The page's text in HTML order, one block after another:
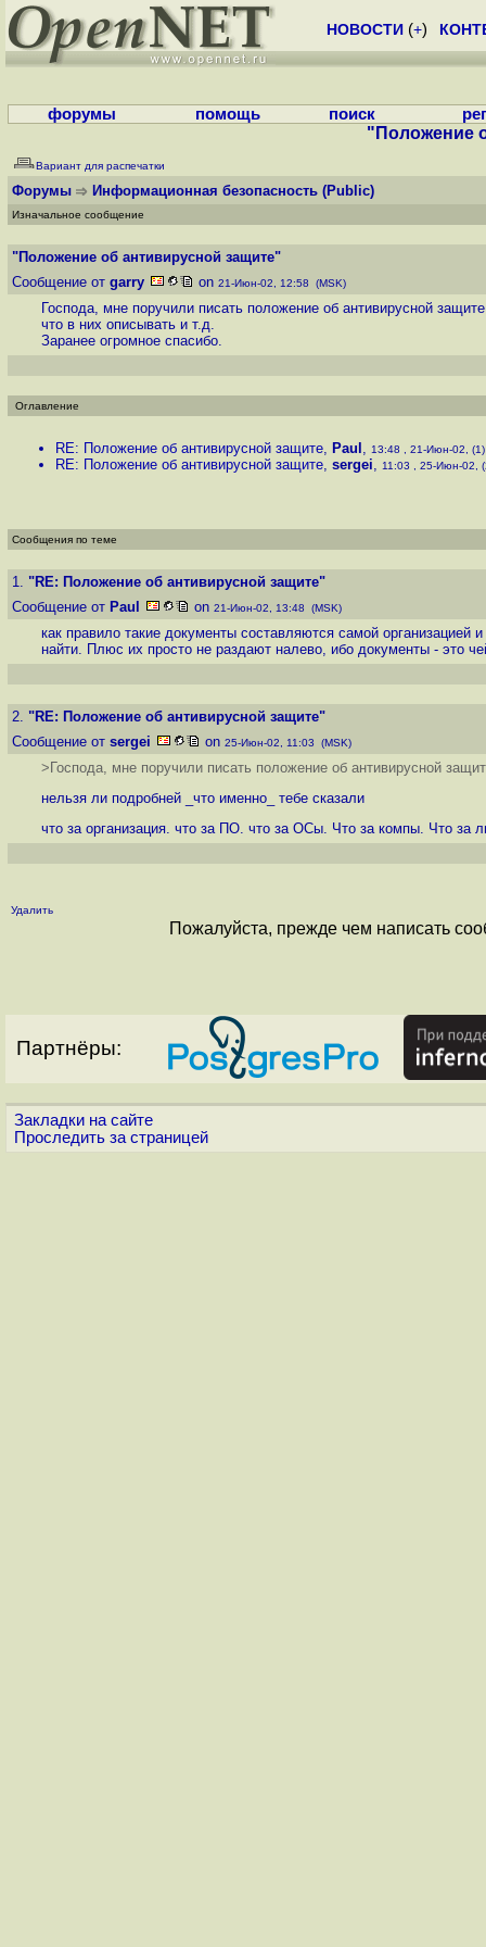
НОВОСТИ (+)
форумы помощь поиск
"Положение
Вариант для распечатки
Форумы Информационная безопасность (Public)
Изначальное сообщение
"Положение об антивирусной защите"
Сообщение от garry on 21-Июн-02, 12:58 (MSK)
Господа, мне поручили писать положение об антивирусной
что в них описывать и т.д.
Заранее огромное спасибо.
Оглавление
RE: Положение об антивирусной защите, Paul , 13:48 , 21-Июн-02, (1)
RE: Положение об антивирусной защите, sergei, 11:03 , 25-Июн-02,
Сообщения по теме
1. "RE: Положение об антивирусной защите"
Сообщение от Paul on 21-Июн-02, 13:48 (MSK)
как правило такие документы составляются самой организацией
найти. Плюс их просто не раздают налево, ибо документы - это
2. "RE: Положение об антивирусной защите"
Сообщение от sergei on 25-Июн-02, 11:03 (MSK)
>Господа, мне поручили писать положение об антивирусной
нельзя ли подробней _что именно_ тебе сказали
что за организация. что за ПО. что за ОСы. Что за компы. Что за
Удалить
Пожалуйста, прежде чем написать
Партнёры:
Закладки на сайте
Проследить за страницей